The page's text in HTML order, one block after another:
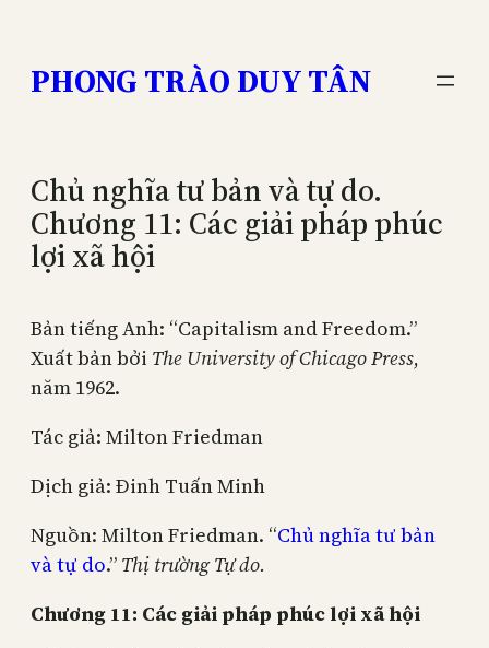
content
PHONG TRÀO DUY TÂN
Chủ nghĩa tư bản và tự do.
Chương 11: Các giải pháp phúc
lợi xã hội
Bản tiếng Anh: “Capitalism and Freedom.”
Xuất bản bởi The University of Chicago Press,
năm 1962.
Tác giả: Milton Friedman
Dịch giả: Đinh Tuấn Minh
Nguồn: Milton Friedman. “Chủ nghĩa tư bản
và tự do.” Thị trường Tự do.
Chương 11: Các giải pháp phúc lợi xã hội